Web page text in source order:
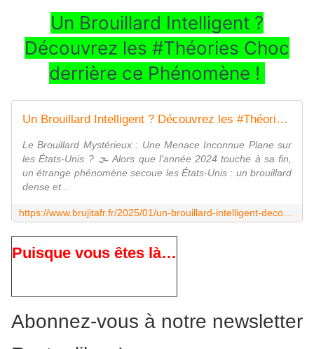
Un Brouillard Intelligent ?
Découvrez les #Théories Choc
derrière ce Phénomène !
Un Brouillard Intelligent ? Découvrez les #Théories Choc derrière ce Phénomène ! - MOINS de BIENS PLUS de LIENS
Le Brouillard Mystérieux : Une Menace Inconnue Plane sur
les États-Unis ? 🌫️ Alors que l'année 2024 touche à sa fin,
un étrange phénomène secoue les États-Unis : un brouillard
dense et...
Puisque vous êtes là…
Abonnez-vous à notre newsletter